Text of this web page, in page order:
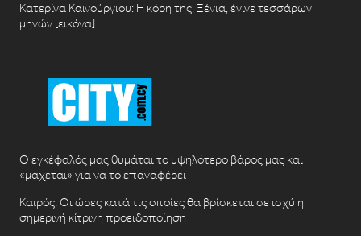
Κατερίνα Καινούργιου: Η κόρη της, Ξένια, έγινε τεσσάρων
μηνών [εικόνα]
Ο εγκέφαλός μας θυμάται το υψηλότερο βάρος μας και
«μάχεται» για να το επαναφέρει
Καιρός: Οι ώρες κατά τις οποίες θα βρίσκεται σε ισχύ η
σημερινή κίτρινη προειδοποίηση